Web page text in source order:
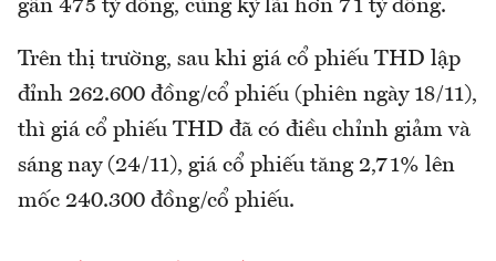
gần 475 tỷ đồng, cùng kỳ lãi hơn 71 tỷ đồng.
Trên thị trường, sau khi giá cổ phiếu THD lập
đỉnh 262.600 đồng/cổ phiếu (phiên ngày 18/11),
thì giá cổ phiếu THD đã có điều chỉnh giảm và
sáng nay (24/11), giá cổ phiếu tăng 2,71% lên
mốc 240.300 đồng/cổ phiếu.